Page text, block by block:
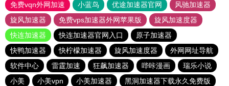
免费vqn外网加速
小蓝鸟 优途加速器官网
风驰加速器
旋风加速器
免费vps加速器外网苹果版
旋风加速度器
快连加速器
快连加速器官网入口
原子加速器
快鸭加速器
快柠檬加速器 旋风加速度器
外网网址导航
软件中心
雷霆加速 狂飙加速器 哔咔漫画
瑞乐小说
小美
小美vpn 小美加速器
黑洞加速器下载永久免费版